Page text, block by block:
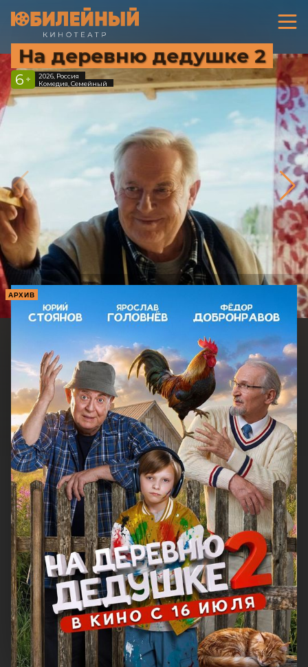
На деревню дедушке 2
6 +
2026, Россия
Комедия, Семейный
АРХИВ